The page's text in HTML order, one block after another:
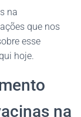
na
que nos
esse
hoje.
na